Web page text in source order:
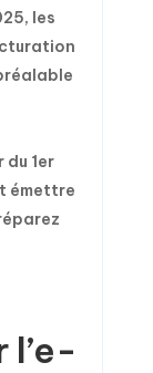
les
1er
émettre
l’e-